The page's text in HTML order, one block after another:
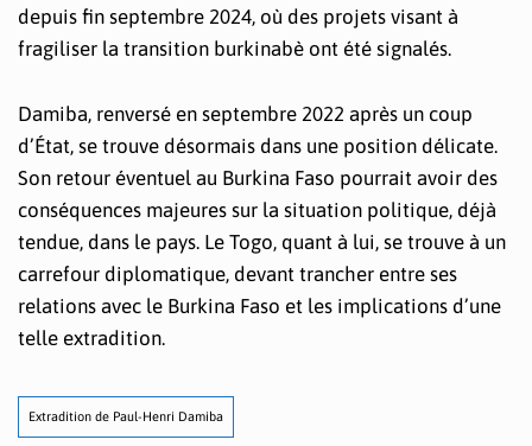
depuis fin septembre 2024, où des projets visant à
fragiliser la transition burkinabè ont été signalés.
Damiba, renversé en septembre 2022 après un coup
d’État, se trouve désormais dans une position délicate.
Son retour éventuel au Burkina Faso pourrait avoir des
conséquences majeures sur la situation politique, déjà
tendue, dans le pays. Le Togo, quant à lui, se trouve à un
carrefour diplomatique, devant trancher entre ses
relations avec le Burkina Faso et les implications d’une
telle extradition.
Extradition de Paul-Henri Damiba